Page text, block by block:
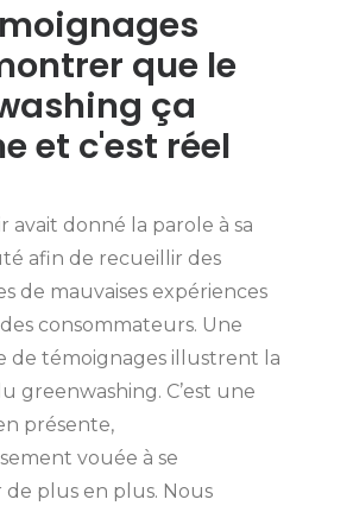
que le
ça
et c'est réel
avait donné la parole à sa
afin de recueillir des
de mauvaises expériences
consommateurs. Une
de témoignages illustrent la
greenwashing. C’est une
présente,
vouée à se
plus en plus. Nous